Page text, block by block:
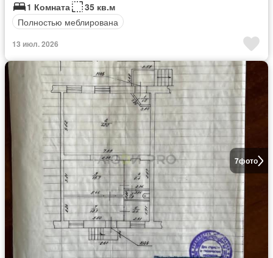
1 Комната
35 кв.м
Полностью меблирована
13 июл. 2026
7фото